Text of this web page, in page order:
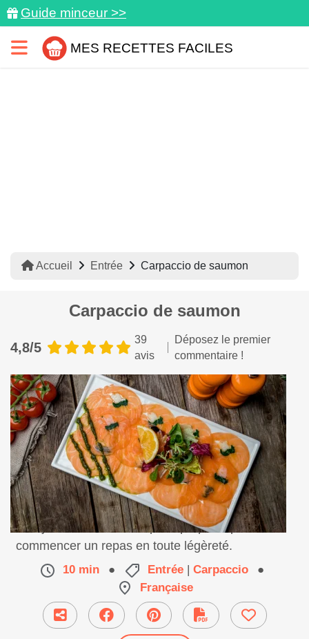
Guide minceur >>
MES RECETTES FACILES
Accueil Entrée Carpaccio de saumon
Carpaccio de saumon
4,8/5
39
avis
Déposez le premier
commentaire !
Une jolie entrée très simple à préparer pour
commencer un repas en toute légèreté.
10 min ● Entrée | Carpaccio
●
Française